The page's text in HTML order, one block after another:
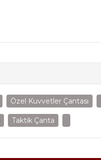
Özel Kuvvetler Çantası
Taktik Çanta